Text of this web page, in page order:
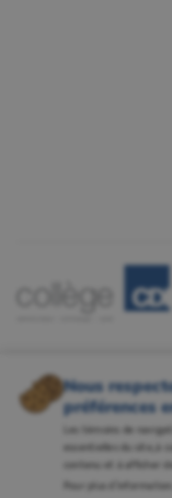
Nous
préférences
Les témoins de
essentielles du site, à
contenu et à afficher
Pour plus